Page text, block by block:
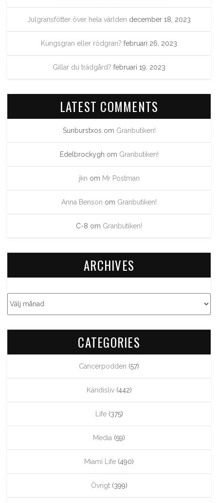
Julgransfötter över hela världen december 18, 2023
Kungsgran eller rödgran? februari 26, 2023
Gillar du trädgård? februari 19, 2023
LATEST COMMENTS
Sunburstxos om Granbutiken!
Edelbrockygh om Granbutiken!
jkn om Mr Postman
Anna Benson om Granbutiken!
C-8 om Granbutiken!
ARCHIVES
CATEGORIES
Cancerpodden (57)
Kändisliv(442)
Life(375)
Media (59)
Miami Life (490)
Övrigt(399)